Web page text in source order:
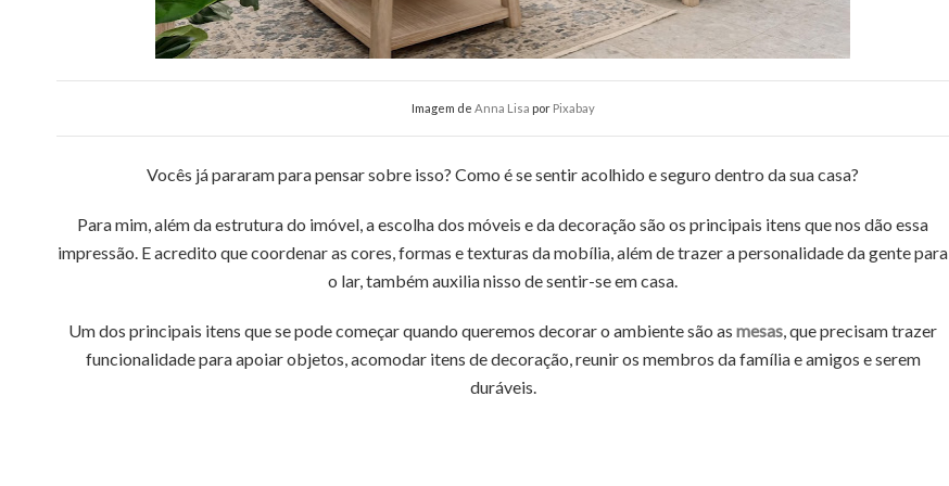
Imagem de Anna Lisa por Pixabay
Vocês já pararam para pensar sobre isso? Como é se sentir acolhido e seguro dentro da sua casa?
Para mim, além da estrutura do imóvel, a escolha dos móveis e da decoração são os principais itens que nos dão essa
impressão. E acredito que coordenar as cores, formas e texturas da mobília, além de trazer a personalidade da gente para
o lar, também auxilia nisso de sentir-se em casa.
Um dos principais itens que se pode começar quando queremos decorar o ambiente são asmesas, que precisam trazer
funcionalidade para apoiar objetos, acomodar itens de decoração, reunir os membros da família e amigos e serem
duráveis.